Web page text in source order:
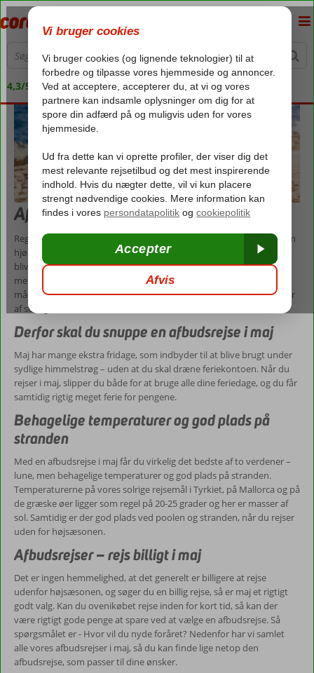
4,3/5 på Trustpilot
Afbudsrejser i maj
Regnfuldt forår? Nej tak! Bedst som du tror, at sommeren er lige om
hjørnet, så daler temperaturerne og sommerkjoler og shorts må
blive bagerst i skabet. Heldigvis er det aldrig for sent at skifte til en
mere solrig udgave af foråret. En afbudsrejse i maj er den perfekt
måde at slippe vinterens kulde og tyvstarte sommeren med masser
af sol og varme.
Derfor skal du snuppe en afbudsrejse i maj
Maj har mange ekstra fridage, som indbyder til at blive brugt under
sydlige himmelstrøg – uden at du skal dræne feriekontoen. Når du
rejser i maj, slipper du både for at bruge alle dine feriedage, og du får
samtidig rigtig meget ferie for pengene.
Behagelige temperaturer og god plads på
stranden
Med en afbudsrejse i maj får du virkelig det bedste af to verdener –
lune, men behagelige temperaturer og god plads på stranden.
Temperaturerne på vores solrige rejsemål i Tyrkiet, på Mallorca og på
de græske øer ligger som regel på 20-25 grader og her er masser af
sol. Samtidig er der god plads ved poolen og stranden, når du rejser
uden for højsæsonen.
Afbudsrejser – rejs billigt i maj
Det er ingen hemmelighed, at det generelt er billigere at rejse
udenfor højsæsonen, og søger du en billig rejse, så er maj et rigtigt
godt valg. Kan du ovenikøbet rejse inden for kort tid, så kan der
være rigtigt gode penge at spare ved at vælge en afbudsrejse. Så
spørgsmålet er - Hvor vil du nyde foråret? Nedenfor har vi samlet
alle vores afbudsrejser i maj, så du kan finde lige netop den
afbudsrejse, som passer til dine ønsker.